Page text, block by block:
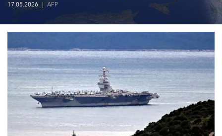
17.05.2026 | AFP